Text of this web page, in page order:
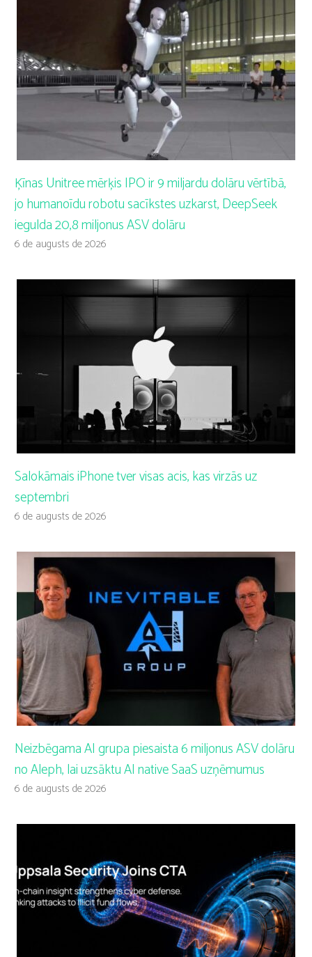
Ķīnas Unitree mērķis IPO ir 9 miljardu dolāru vērtībā,
jo humanoīdu robotu sacīkstes uzkarst, DeepSeek
iegulda 20,8 miljonus ASV dolāru
6 de augusts de 2026
Salokāmais iPhone tver visas acis, kas virzās uz
septembri
6 de augusts de 2026
Neizbēgama AI grupa piesaista 6 miljonus ASV dolāru
no Aleph, lai uzsāktu AI native SaaS uzņēmumus
6 de augusts de 2026